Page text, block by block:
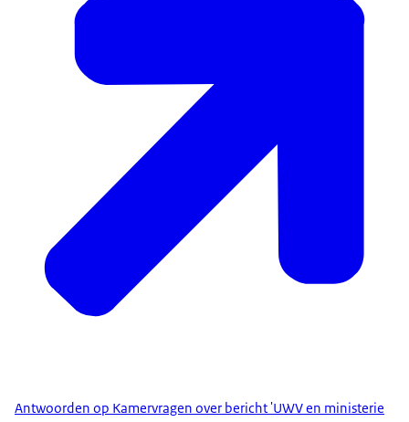
Antwoorden op Kamervragen over bericht 'UWV en ministerie